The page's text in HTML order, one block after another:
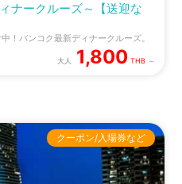
ナークルーズ～【送迎な
！バンコク最新ディナークルーズ。
大人 1,800 THB ～
クーポン/入場券など